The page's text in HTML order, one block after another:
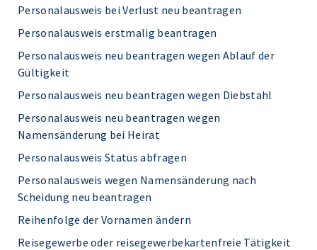
Personalausweis bei Verlust neu beantragen
Personalausweis erstmalig beantragen
Personalausweis neu beantragen wegen Ablauf der
Gültigkeit
Personalausweis neu beantragen wegen Diebstahl
Personalausweis neu beantragen wegen
Namensänderung bei Heirat
Personalausweis Status abfragen
Personalausweis wegen Namensänderung nach
Scheidung neu beantragen
Reihenfolge der Vornamen ändern
Reisegewerbe oder reisegewerbekartenfreie Tätigkeit